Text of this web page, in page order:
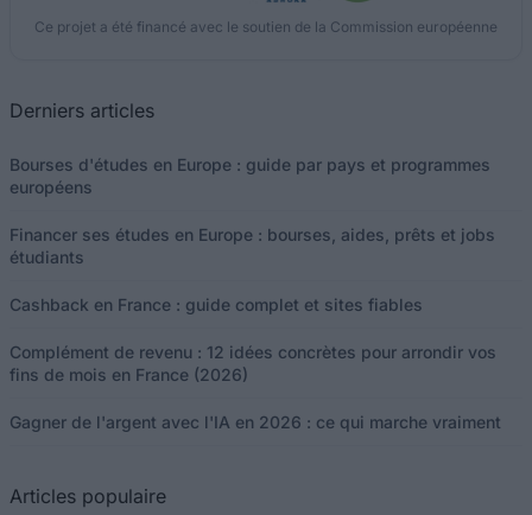
Ce projet a été financé avec le soutien de la Commission européenne
Derniers articles
Bourses d'études en Europe : guide par pays et programmes
européens
Financer ses études en Europe : bourses, aides, prêts et jobs
étudiants
Cashback en France : guide complet et sites fiables
Complément de revenu : 12 idées concrètes pour arrondir vos
fins de mois en France (2026)
Gagner de l'argent avec l'IA en 2026 : ce qui marche vraiment
Articles populaire